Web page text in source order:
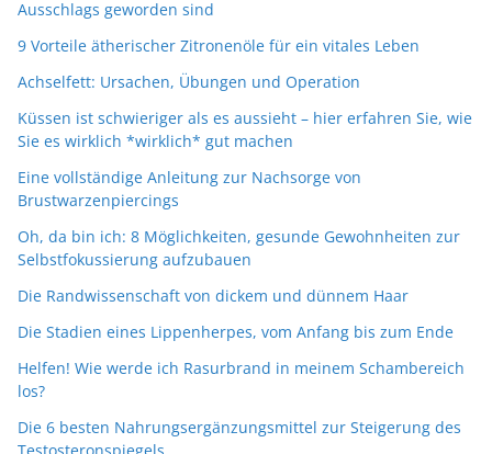
Ausschlags geworden sind
9 Vorteile ätherischer Zitronenöle für ein vitales Leben
Achselfett: Ursachen, Übungen und Operation
Küssen ist schwieriger als es aussieht – hier erfahren Sie, wie
Sie es wirklich *wirklich* gut machen
Eine vollständige Anleitung zur Nachsorge von
Brustwarzenpiercings
Oh, da bin ich: 8 Möglichkeiten, gesunde Gewohnheiten zur
Selbstfokussierung aufzubauen
Die Randwissenschaft von dickem und dünnem Haar
Die Stadien eines Lippenherpes, vom Anfang bis zum Ende
Helfen! Wie werde ich Rasurbrand in meinem Schambereich
los?
Die 6 besten Nahrungsergänzungsmittel zur Steigerung des